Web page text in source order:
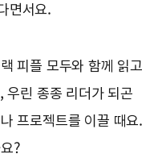
면서요.
피플 모두와 함께 읽고
우린 종종 리더가 되곤
프로젝트를 이끌 때요.
?